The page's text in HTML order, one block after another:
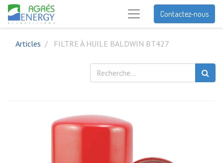
Contactez-nous
Articles FILTRE À HUILE BALDWIN BT427